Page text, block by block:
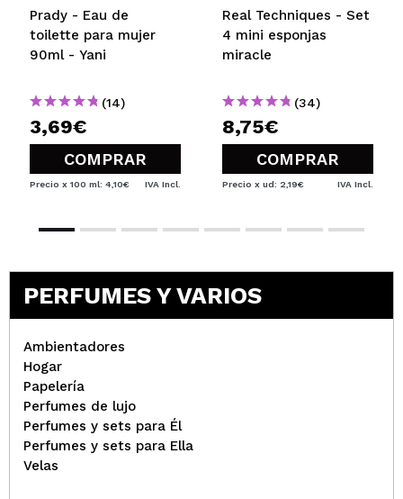
Prady - Eau de
toilette para mujer
90ml - Yani
(14)
3,69€
COMPRAR
Precio x 100 ml: 4,10€ IVA Incl.
Real Techniques - Set
4 mini esponjas
miracle
(34)
8,75€
COMPRAR
Precio x ud: 2,19€ IVA Incl.
PERFUMES Y VARIOS
Ambientadores
Hogar
Papelería
Perfumes de lujo
Perfumes y sets para Él
Perfumes y sets para Ella
Velas